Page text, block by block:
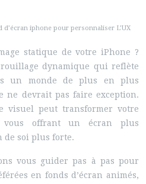
iphone pour personnaliser L’UX
statique de votre iPhone ?
dynamique qui reflète
un monde de plus en plus
ne devrait pas faire exception.
visuel peut transformer votre
vous offrant un écran plus
de soi plus forte.
vous guider pas à pas pour
en fonds d’écran animés,